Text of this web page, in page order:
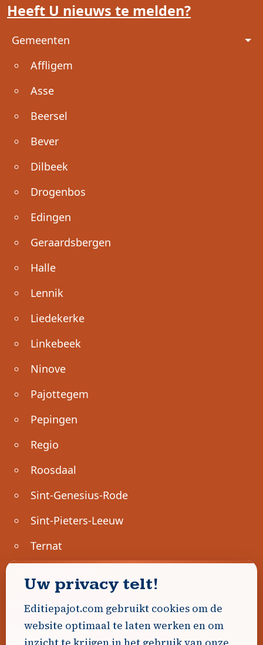
Heeft U nieuws te melden?
Voet
Gemeenten
Affligem
Asse
Beersel
Bever
Dilbeek
Drogenbos
Edingen
Geraardsbergen
Halle
Lennik
Liedekerke
Linkebeek
Ninove
Pajottegem
Pepingen
Regio
Roosdaal
Sint-Genesius-Rode
Sint-Pieters-Leeuw
Ternat
Geen advertenties gevonden.
Uw advertentie hier? Contacteer ons!
Uw privacy telt!
Editiepajot.com gebruikt cookies om de
website optimaal te laten werken en om